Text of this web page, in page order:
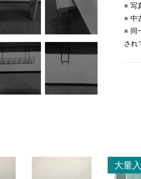
※ 写
※ 中
※ 同
され
大量